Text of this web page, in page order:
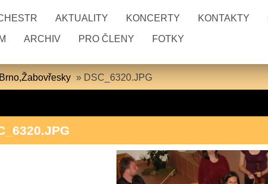
AKTUALITY KONCERTY KONTAKTY
ARCHIV PRO ČLENY FOTKY
» DSC_6320.JPG